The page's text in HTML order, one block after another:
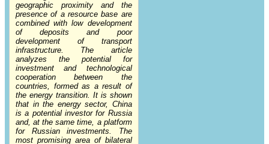
geographic proximity and the
presence of a resource base are
combined with low development
of deposits and poor
development of transport
infrastructure. The article
analyzes the potential for
investment and technological
cooperation between the
countries, formed as a result of
the energy transition. It is shown
that in the energy sector, China
is a potential investor for Russia
and, at the same time, a platform
for Russian investments. The
most promising area of bilateral